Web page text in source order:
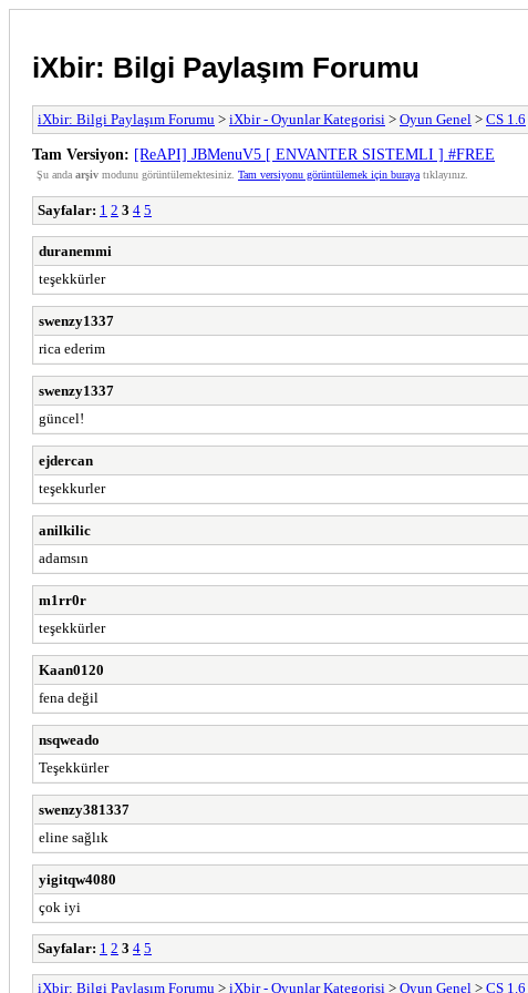
iXbir: Bilgi Paylaşım Forumu
iXbir: Bilgi Paylaşım Forumu > iXbir - Oyunlar Kategorisi > Oyun Genel > CS 1.6
Tam Versiyon: [ReAPI] JBMenuV5 [ ENVANTER SISTEMLI ] #FREE
Şu anda arşiv modunu görüntülemektesiniz. Tam versiyonu görüntülemek için buraya tıklayınız.
Sayfalar: 1 2 3 4 5
duranemmi
teşekkürler
swenzy1337
rica ederim
swenzy1337
güncel!
ejdercan
teşekkurler
anilkilic
adamsın
m1rr0r
teşekkürler
Kaan0120
fena değil
nsqweado
Teşekkürler
swenzy381337
eline sağlık
yigitqw4080
çok iyi
Sayfalar: 1 2 3 4 5
iXbir: Bilgi Paylaşım Forumu > iXbir - Oyunlar Kategorisi > Oyun Genel > CS 1.6